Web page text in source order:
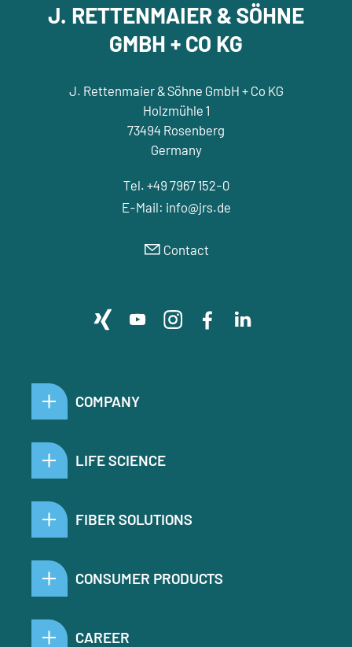
J. RETTENMAIER & SÖHNE
GMBH + CO KG
J. Rettenmaier & Söhne GmbH + Co KG
Holzmühle 1
73494 Rosenberg
Germany
Tel. +49 7967 152-0
E-Mail: nf jrs d
Contact
COMPANY
LIFE SCIENCE
FIBER SOLUTIONS
CONSUMER PRODUCTS
CAREER